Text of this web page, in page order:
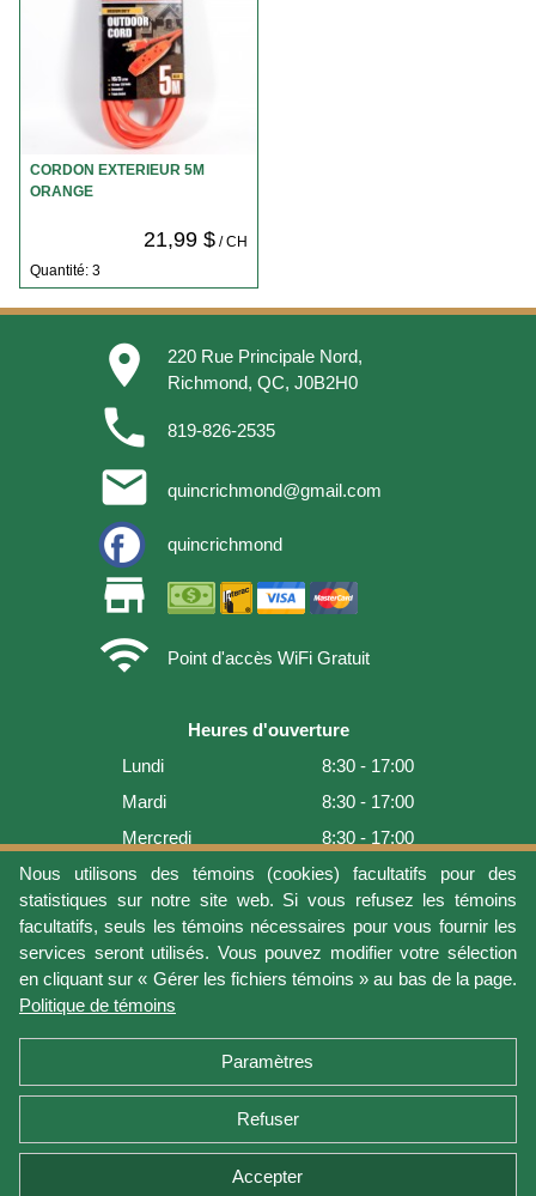
Nous utilisons des témoins (cookies) facultatifs pour des
statistiques sur notre site web. Si vous refusez les témoins
facultatifs, seuls les témoins nécessaires pour vous fournir les
services seront utilisés. Vous pouvez modifier votre sélection
en cliquant sur « Gérer les fichiers témoins » au bas de la page.
Politique de témoins
Paramètres
Refuser
Accepter
CORDON EXTERIEUR 5M
ORANGE
21,99 $/ CH
Quantité: 3
place
220 Rue Principale Nord,
Richmond, QC, J0B2H0
phone 819-826-2535
email quincrichmond@gmail.com
quincrichmond
store
wifi
Point d'accès WiFi Gratuit
Heures d'ouverture
Lundi
8:30 - 17:00
Mardi
8:30 - 17:00
Mercredi
8:30 - 17:00
Jeudi
8:30 - 17:00
Vendredi
8:30 - 17:00
Samedi
9:00 - 16:00
Dimanche
Fermé